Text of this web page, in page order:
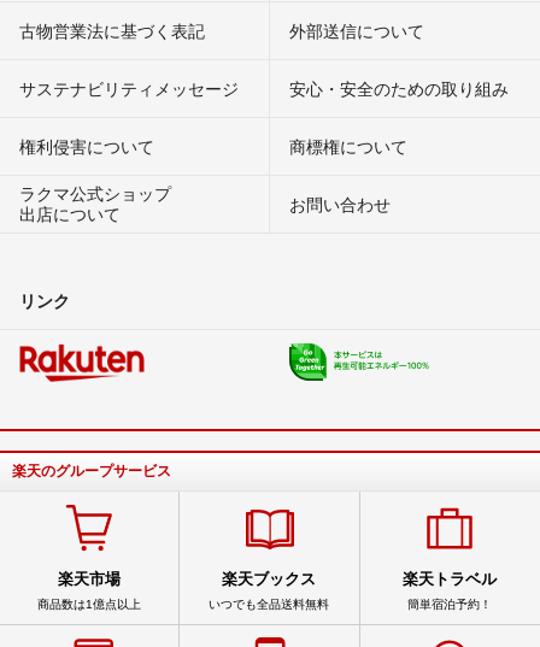
古物営業法に基づく表記 外部送信について
サステナビリティメッセージ 安心・安全のための取り組み
権利侵害について
商標権について
ラクマ公式ショップ
出店について
お問い合わせ
リンク
楽天のグループサービス
楽天市場
商品数は1億点以上
楽天ブックス
いつでも全品送料無料
楽天トラベル
簡単宿泊予約！